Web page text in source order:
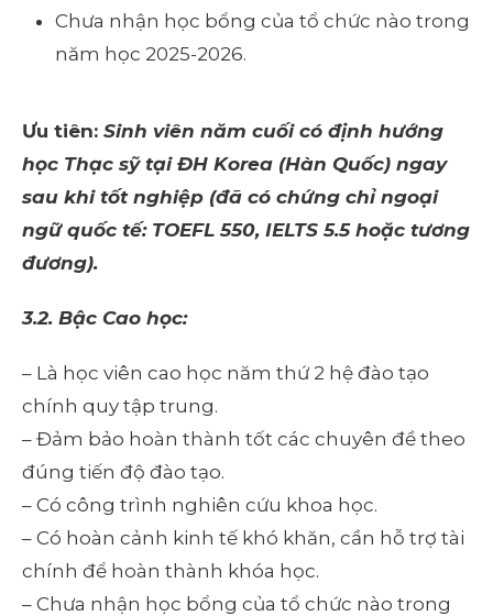
Chưa nhận học bổng của tổ chức nào trong
năm học 2025-2026.
Ưu tiên: Sinh viên năm cuối có định hướng
học Thạc sỹ tại ĐH Korea (Hàn Quốc) ngay
sau khi tốt nghiệp (đã có chứng chỉ ngoại
ngữ quốc tế: TOEFL 550, IELTS 5.5 hoặc tương
đương).
3.2. Bậc Cao học:
– Là học viên cao học năm thứ 2 hệ đào tạo
chính quy tập trung.
– Đảm bảo hoàn thành tốt các chuyên đề theo
đúng tiến độ đào tạo.
– Có công trình nghiên cứu khoa học.
– Có hoàn cảnh kinh tế khó khăn, cần hỗ trợ tài
chính để hoàn thành khóa học.
– Chưa nhận học bổng của tổ chức nào trong